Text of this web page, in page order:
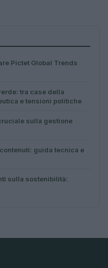
Pictet Global Trends
tra case della
e tensioni politiche
sulla gestione
guida tecnica e
sulla sostenibilità: